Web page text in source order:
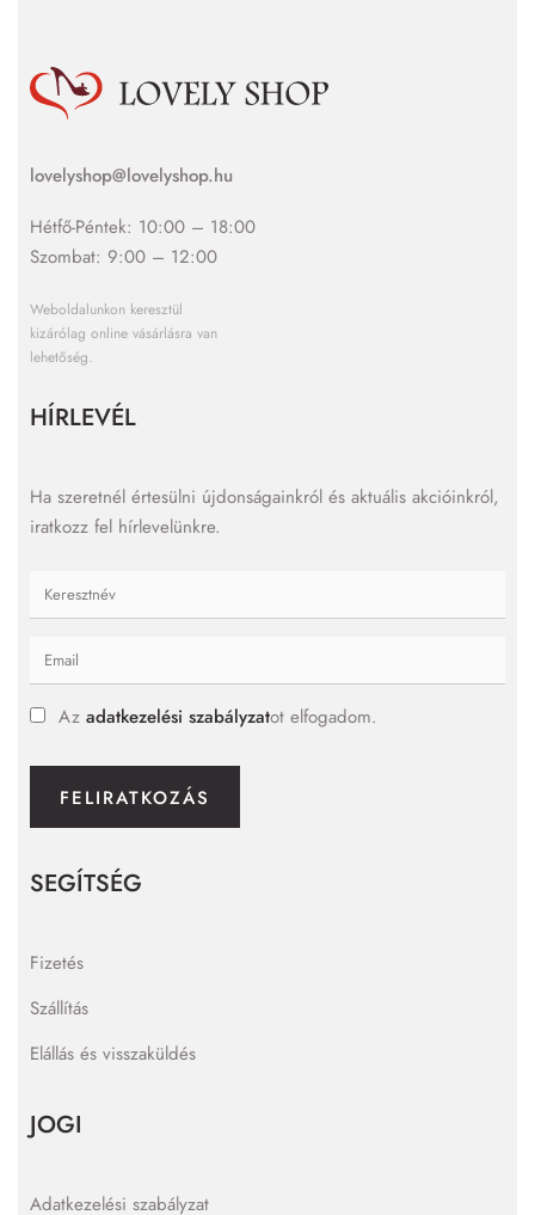
lovelyshop@lovelyshop.hu
Hétfő-Péntek: 10:00 – 18:00
Szombat: 9:00 – 12:00
Weboldalunkon keresztül
kizárólag online vásárlásra van
lehetőség.
SEGÍTSÉG
Fizetés
Szállítás
Elállás és visszaküldés
JOGI
Adatkezelési szabályzat
HÍRLEVÉL
Ha szeretnél értesülni újdonságainkról és aktuális akcióinkról,
iratkozz fel hírlevelünkre.
Az adatkezelési szabályzatot elfogadom.
FELIRATKOZÁS